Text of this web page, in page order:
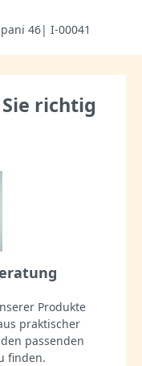
46| I-00041
richtig
Produkte
praktischer
passenden
finden.